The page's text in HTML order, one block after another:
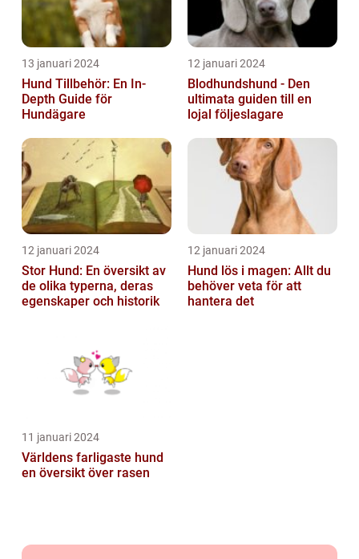
13 januari 2024
Hund Tillbehör: En In-
Depth Guide för
Hundägare
12 januari 2024
Blodhundshund - Den
ultimata guiden till en
lojal följeslagare
12 januari 2024
Stor Hund: En översikt av
de olika typerna, deras
egenskaper och historik
12 januari 2024
Hund lös i magen: Allt du
behöver veta för att
hantera det
11 januari 2024
Världens farligaste hund
en översikt över rasen